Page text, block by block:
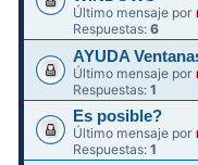
Último mensaje por
Respuestas:6
AYUDA
Último mensaje por
Respuestas:1
Es posible?
Último mensaje por
Respuestas:1